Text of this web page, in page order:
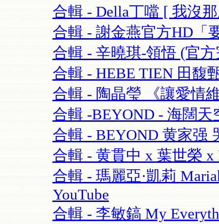
合輯 - Della丁噹 [ 我沒
合輯 - 謝金燕官方HD「
合輯 - 辛曉琪-領悟 (官
合輯 - HEBE TIEN 田馥
合輯 - 陶晶瑩 《讓愛情
合輯 -BEYOND - 海闊天
合輯 - BEYOND 黄家强
合輯 - 黄貫中 x 葉世榮 x
合輯 - 瑪麗亞·凱莉
YouTube
合輯 - 李敏鎬 My